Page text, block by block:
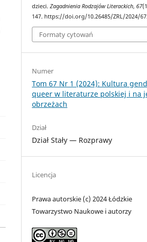
dzieci.Zagadnienia Rodzajów Literackich,67
147. https://doi.org/10.26485/ZRL/2024/
Formaty cytowań
Numer
Tom 67 Nr 1 (2024): Kultura
queer w literaturze polskiej i na
obrzeżach
Dział
Dział Stały — Rozprawy
Licencja
Prawa autorskie (c) 2024 Łódzkie
Towarzystwo Naukowe i autorzy